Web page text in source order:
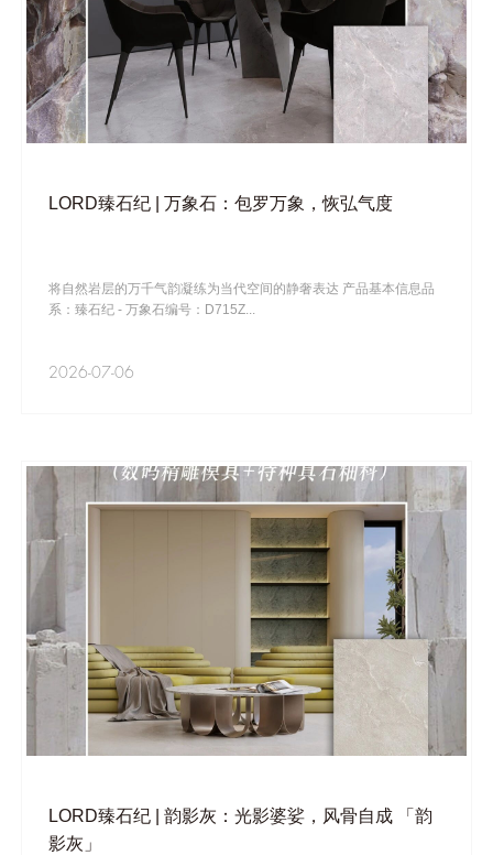
LORD臻石纪 | 万象石：包罗万象，恢弘气度
将自然岩层的万千气韵️凝练为当代空间的静奢表达 产品基本信息品
系：臻石纪 - 万象石编号：D715Z...
2026-07-06
LORD臻石纪 | 韵影灰：光影婆娑，风骨自成 「韵
影灰」